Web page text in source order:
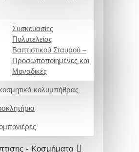
Συσκευασίες
Πολυτελείας
Βαπτιστικού Σταυρού –
Προσωποποιημένες και
Μοναδικές
κολυμπήθρας
- Κοσμήματα